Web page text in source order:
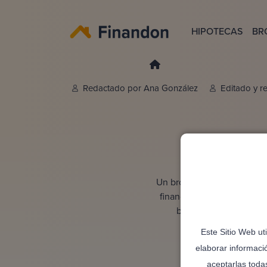
Este Sitio Web
elaborar
aceptarlas
HIPOTECAS
Redactado porAna González Editado y
Un broker hipotecario en
financieras para
bancos, puede